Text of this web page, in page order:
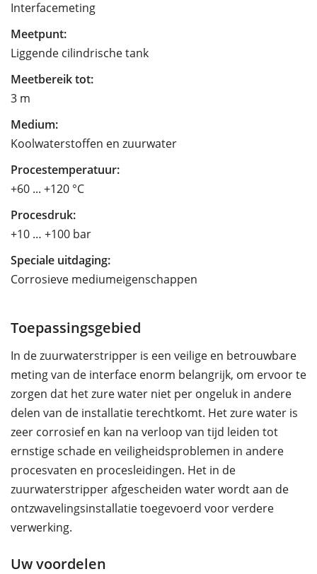
Interfacemeting
Meetpunt:
Liggende cilindrische tank
Meetbereik tot:
3 m
Medium:
Koolwaterstoffen en zuurwater
Procestemperatuur:
+60 ... +120 °C
Procesdruk:
+10 … +100 bar
Speciale uitdaging:
Corrosieve mediumeigenschappen
Toepassingsgebied
In de zuurwaterstripper is een veilige en betrouwbare
meting van de interface enorm belangrijk, om ervoor te
zorgen dat het zure water niet per ongeluk in andere
delen van de installatie terechtkomt. Het zure water is
zeer corrosief en kan na verloop van tijd leiden tot
ernstige schade en veiligheidsproblemen in andere
procesvaten en procesleidingen. Het in de
zuurwaterstripper afgescheiden water wordt aan de
ontzwavelingsinstallatie toegevoerd voor verdere
verwerking.
Uw voordelen